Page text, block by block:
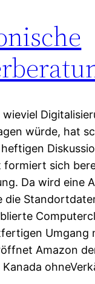
wieviel
würde, hat
formiert sich
Da wird eine
die
Umgang
Amazon